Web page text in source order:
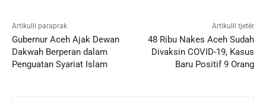
Artikulli paraprak
Gubernur Aceh Ajak Dewan
Dakwah Berperan dalam
Penguatan Syariat Islam
Artikulli tjetër
48 Ribu Nakes Aceh Sudah
Divaksin COVID-19, Kasus
Baru Positif 9 Orang